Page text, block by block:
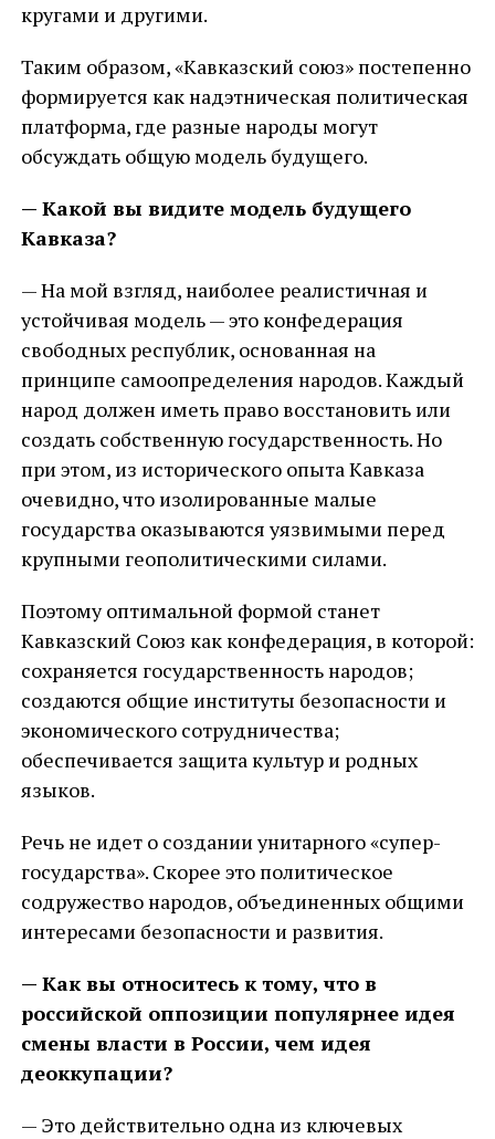
кругами и другими.
Таким образом, «Кавказский союз» постепенно
формируется как надэтническая политическая
платформа, где разные народы могут
обсуждать общую модель будущего.
— Какой вы видите модель будущего
Кавказа?
— На мой взгляд, наиболее реалистичная и
устойчивая модель — это конфедерация
свободных республик, основанная на
принципе самоопределения народов. Каждый
народ должен иметь право восстановить или
создать собственную государственность. Но
при этом, из исторического опыта Кавказа
очевидно, что изолированные малые
государства оказываются уязвимыми перед
крупными геополитическими силами.
Поэтому оптимальной формой станет
Кавказский Союз как конфедерация, в которой:
сохраняется государственность народов;
создаются общие институты безопасности и
экономического сотрудничества;
обеспечивается защита культур и родных
языков.
Речь не идет о создании унитарного «супер-
государства». Скорее это политическое
содружество народов, объединенных общими
интересами безопасности и развития.
— Как вы относитесь к тому, что в
российской оппозиции популярнее идея
смены власти в России, чем идея
деоккупации?
— Это действительно одна из ключевых